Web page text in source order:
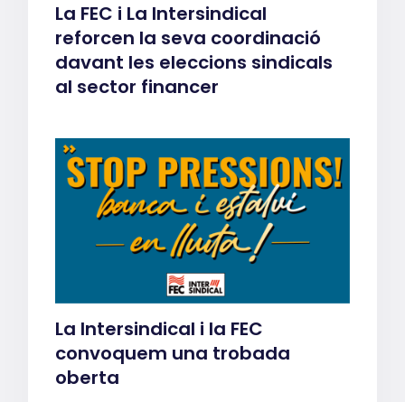
La FEC i La Intersindical
reforcen la seva coordinació
davant les eleccions sindicals
al sector financer
La Intersindical i la FEC
convoquem una trobada
oberta